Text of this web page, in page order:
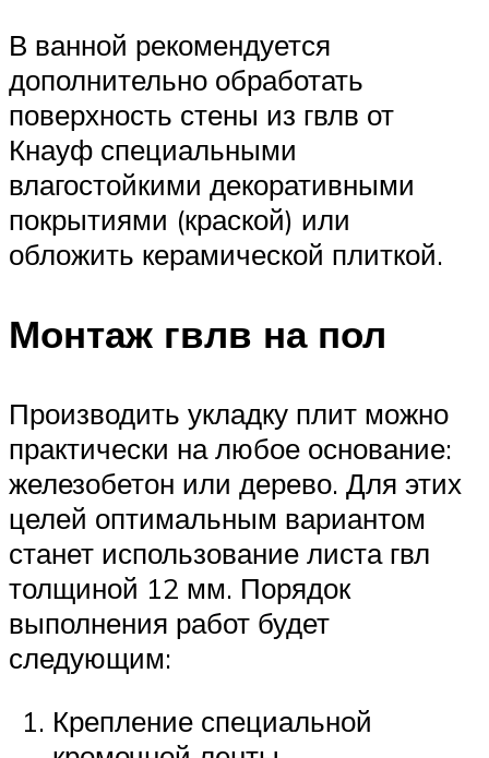
В ванной рекомендуется
дополнительно обработать
поверхность стены из гвлв от
Кнауф специальными
влагостойкими декоративными
покрытиями (краской) или
обложить керамической плиткой.
Монтаж гвлв на пол
Производить укладку плит можно
практически на любое основание:
железобетон или дерево. Для этих
целей оптимальным вариантом
станет использование листа гвл
толщиной 12 мм. Порядок
выполнения работ будет
следующим:
Крепление специальной